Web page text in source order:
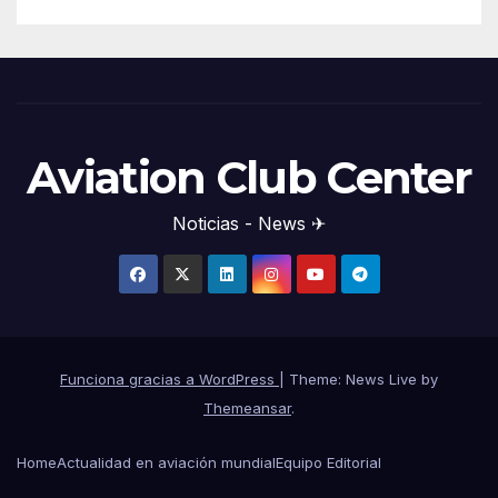
Aviation Club Center
Noticias - News ✈
Funciona gracias a WordPress
Theme: News Live by
Themeansar.
HomeActualidad en aviación mundialEquipo Editorial